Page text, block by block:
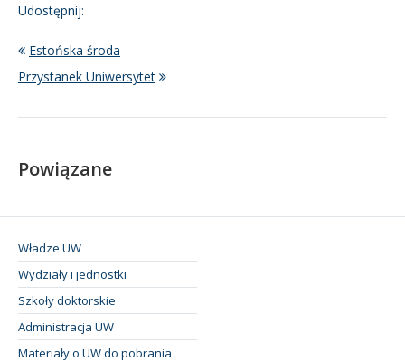
Udostępnij:
Estońska środa
Przystanek Uniwersytet
Powiązane
Władze UW
Wydziały i jednostki
Szkoły doktorskie
Administracja UW
Materiały o UW do pobrania